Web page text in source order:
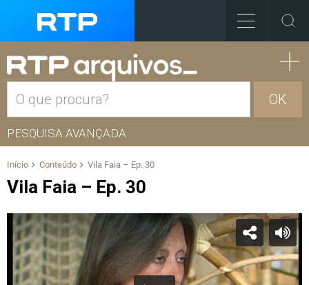
OK
PESQUISA AVANÇADA
Início Conteúdo Vila Faia – Ep. 30
Vila Faia – Ep. 30